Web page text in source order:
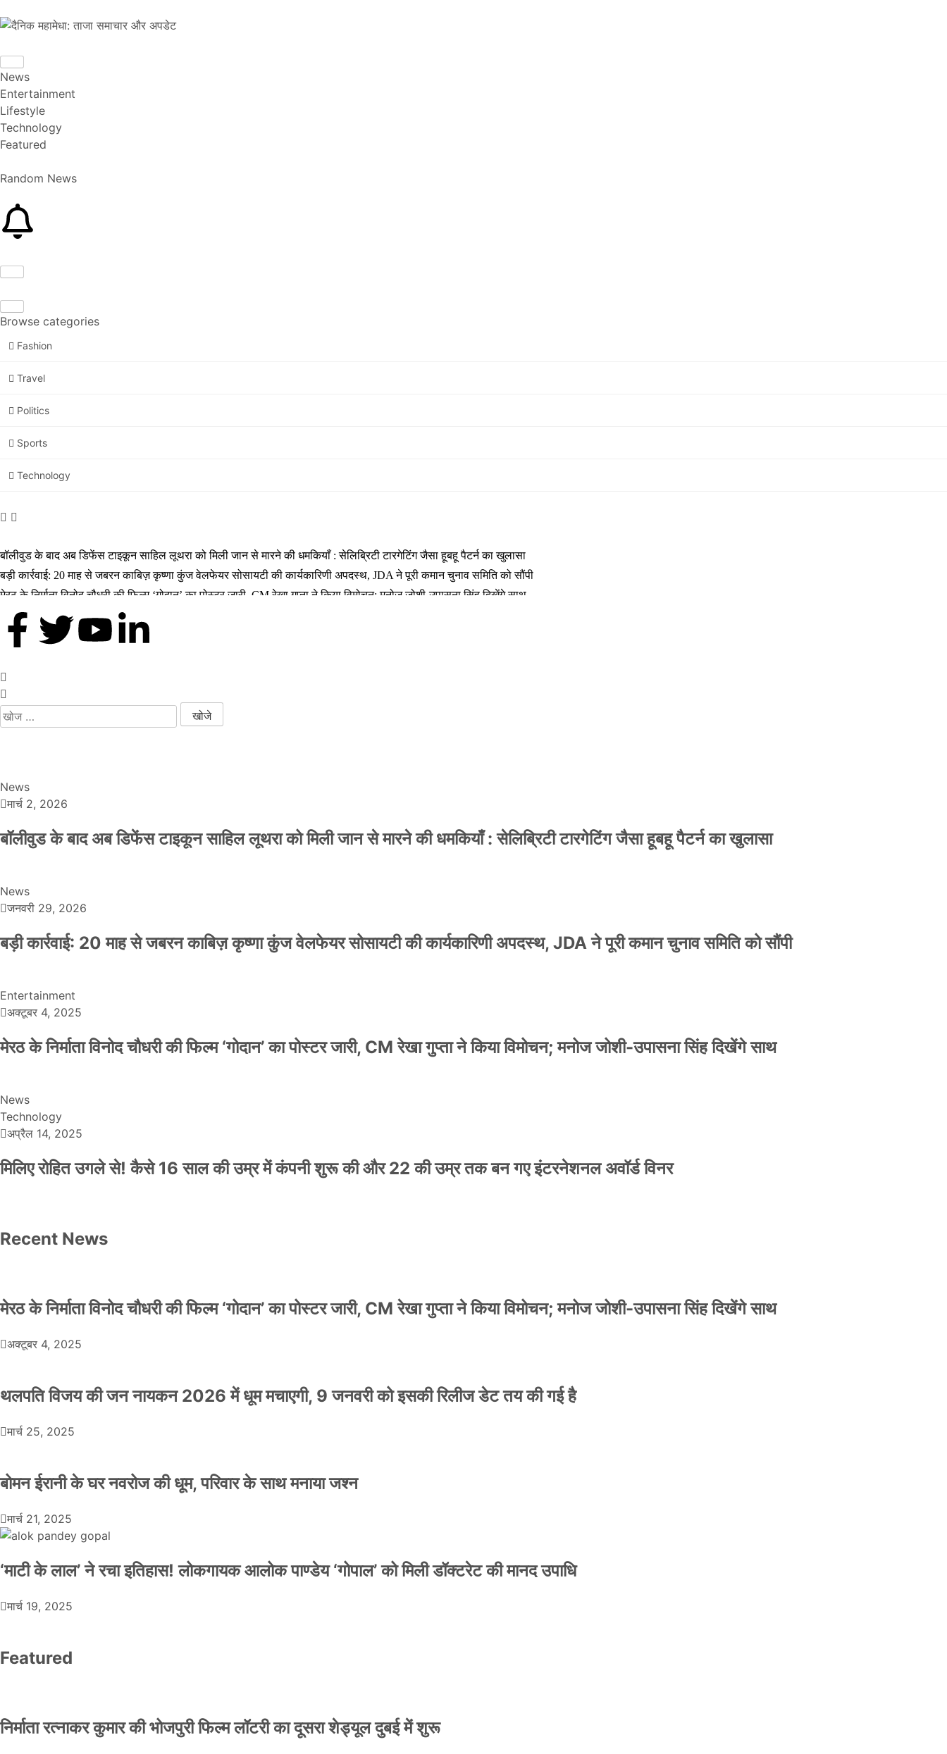
News
Entertainment
Lifestyle
Technology
Featured
Random News
Browse categories
Fashion
Travel
Politics
Sports
Technology
बॉलीवुड के बाद अब डिफेंस टाइकून साहिल लूथरा को मिली जान से मारने की धमकियाँ : सेलिब्रिटी टारगेटिंग जैसा हूबहू पैटर्न का खुलासा
बड़ी कार्रवाई: 20 माह से जबरन काबिज़ कृष्णा कुंज वेलफेयर सोसायटी की कार्यकारिणी अपदस्थ, JDA ने पूरी कमान चुनाव समिति को सौंपी
मेरठ के निर्माता विनोद चौधरी की फिल्म ‘गोदान’ का पोस्टर जारी, CM रेखा गुप्ता ने किया विमोचन; मनोज जोशी-उपासना सिंह दिखेंगे साथ
मिलिए रोहित उगले से! कैसे 16 साल की उम्र में कंपनी शुरू की और 22 की उम्र तक बन गए इंटरनेशनल अवॉर्ड विनर
MBA डिग्री छोड़, कैमरा थामा! मिलिए बॉलीवुड हस्तियों के चहेते वेडिंग फोटोग्राफर लक्ष्य चावला से
News
मार्च 2, 2026
बॉलीवुड के बाद अब डिफेंस टाइकून साहिल लूथरा को मिली जान से मारने की धमकियाँ : सेलिब्रिटी टारगेटिंग जैसा हूबहू पैटर्न का खुलासा
News
जनवरी 29, 2026
बड़ी कार्रवाई: 20 माह से जबरन काबिज़ कृष्णा कुंज वेलफेयर सोसायटी की कार्यकारिणी अपदस्थ, JDA ने पूरी कमान चुनाव समिति को सौंपी
Entertainment
अक्टूबर 4, 2025
मेरठ के निर्माता विनोद चौधरी की फिल्म ‘गोदान’ का पोस्टर जारी, CM रेखा गुप्ता ने किया विमोचन; मनोज जोशी-उपासना सिंह दिखेंगे साथ
News
Technology
अप्रैल 14, 2025
मिलिए रोहित उगले से! कैसे 16 साल की उम्र में कंपनी शुरू की और 22 की उम्र तक बन गए इंटरनेशनल अवॉर्ड विनर
Recent News
मेरठ के निर्माता विनोद चौधरी की फिल्म ‘गोदान’ का पोस्टर जारी, CM रेखा गुप्ता ने किया विमोचन; मनोज जोशी-उपासना सिंह दिखेंगे साथ
अक्टूबर 4, 2025
थलपति विजय की जन नायकन 2026 में धूम मचाएगी, 9 जनवरी को इसकी रिलीज डेट तय की गई है
मार्च 25, 2025
बोमन ईरानी के घर नवरोज की धूम, परिवार के साथ मनाया जश्न
मार्च 21, 2025
‘माटी के लाल’ ने रचा इतिहास! लोकगायक आलोक पाण्डेय ‘गोपाल’ को मिली डॉक्टरेट की मानद उपाधि
मार्च 19, 2025
Featured
निर्माता रत्नाकर कुमार की भोजपुरी फिल्म लॉटरी का दूसरा शेड्यूल दुबई में शुरू